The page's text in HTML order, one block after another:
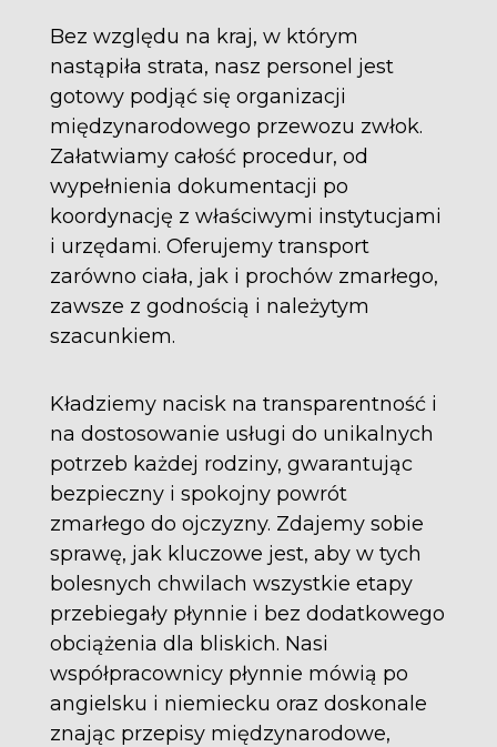
Bez względu na kraj, w którym
nastąpiła strata, nasz personel jest
gotowy podjąć się organizacji
międzynarodowego przewozu zwłok.
Załatwiamy całość procedur, od
wypełnienia dokumentacji po
koordynację z właściwymi instytucjami
i urzędami. Oferujemy transport
zarówno ciała, jak i prochów zmarłego,
zawsze z godnością i należytym
szacunkiem.
Kładziemy nacisk na transparentność i
na dostosowanie usługi do unikalnych
potrzeb każdej rodziny, gwarantując
bezpieczny i spokojny powrót
zmarłego do ojczyzny. Zdajemy sobie
sprawę, jak kluczowe jest, aby w tych
bolesnych chwilach wszystkie etapy
przebiegały płynnie i bez dodatkowego
obciążenia dla bliskich. Nasi
współpracownicy płynnie mówią po
angielsku i niemiecku oraz doskonale
znając przepisy międzynarodowe,